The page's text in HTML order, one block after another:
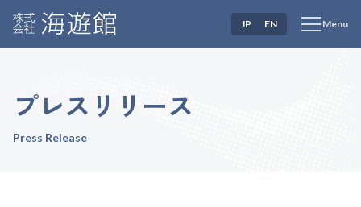
Menu
JP EN
プレスリリース
Press Release